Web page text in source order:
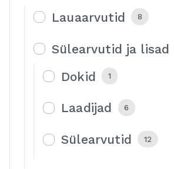
Lauaarvutid 8
Sülearvutid ja lisad
Dokid 1
Laadijad 6
Sülearvutid 12